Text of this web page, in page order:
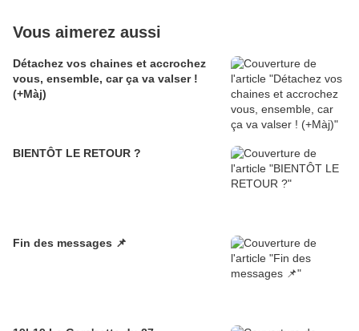
Vous aimerez aussi
Détachez vos chaines et accrochez
vous, ensemble, car ça va valser !
(+Màj)
BIENTÔT LE RETOUR ?
Fin des messages 📌